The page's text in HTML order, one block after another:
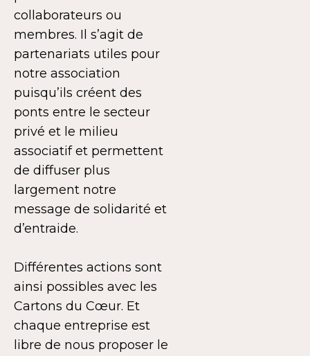
collaborateurs ou
membres. Il s’agit de
partenariats utiles pour
notre association
puisqu’ils créent des
ponts entre le secteur
privé et le milieu
associatif et permettent
de diffuser plus
largement notre
message de solidarité et
d’entraide.
Différentes actions sont
ainsi possibles avec les
Cartons du Cœur. Et
chaque entreprise est
libre de nous proposer le